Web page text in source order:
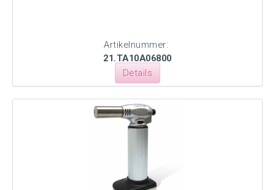
Artikelnummer:
21.TA10A06800
Details